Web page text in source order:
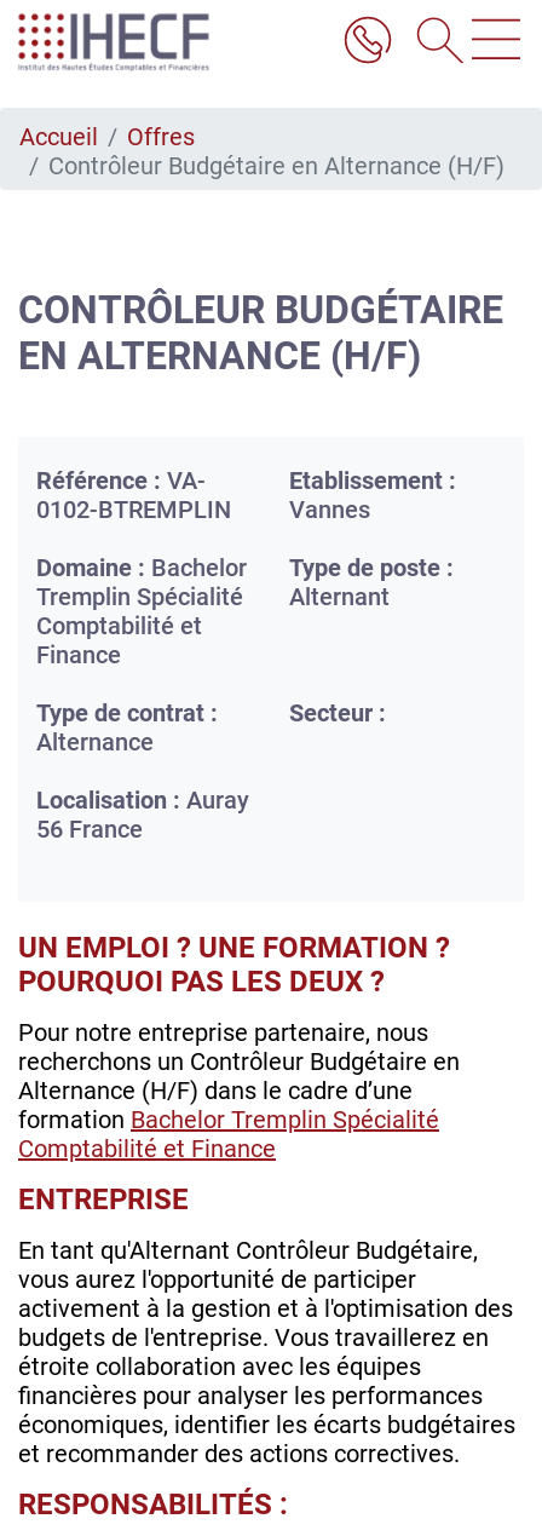
Aller
au
contenu
Accueil
Offres
Contrôleur Budgétaire en Alternance (H/F)
CONTRÔLEUR BUDGÉTAIRE
EN ALTERNANCE (H/F)
Référence : VA-
0102-BTREMPLIN
Etablissement :
Vannes
Domaine : Bachelor
Tremplin Spécialité
Comptabilité et
Finance
Type de poste :
Alternant
Type de contrat :
Alternance
Secteur :
Localisation : Auray
56 France
UN EMPLOI ? UNE FORMATION ?
POURQUOI PAS LES DEUX ?
Pour notre entreprise partenaire, nous
recherchons un Contrôleur Budgétaire en
Alternance (H/F) dans le cadre d’une
formation Bachelor Tremplin Spécialité
Comptabilité et Finance
ENTREPRISE
En tant qu'Alternant Contrôleur Budgétaire,
vous aurez l'opportunité de participer
activement à la gestion et à l'optimisation des
budgets de l'entreprise. Vous travaillerez en
étroite collaboration avec les équipes
financières pour analyser les performances
économiques, identifier les écarts budgétaires
et recommander des actions correctives.
RESPONSABILITÉS :